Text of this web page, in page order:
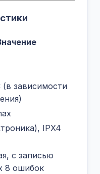
(в зависимости
IPX4
с записью
8 ошибок